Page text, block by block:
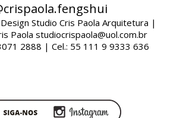
Studio Cris Paola Arquitetura |
Paola studiocrispaola@uol.com.br
2888 | Cel.: 55 111 9 9333 636